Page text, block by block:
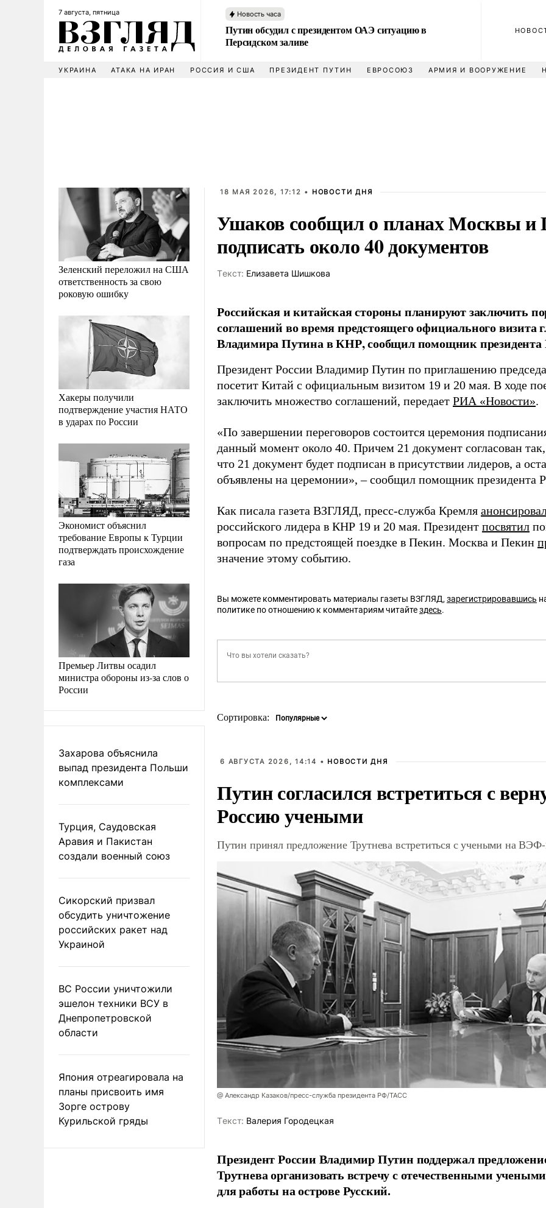
7 августа, пятница Новость часа
Путин обсудил с президентом ОАЭ ситуацию в
Персидском заливе
УКРАИНА АТАКА НА ИРАН РОССИЯ И США ПРЕЗИДЕНТ ПУТИН ЕВРОСОЮЗ АРМИЯ И ВООРУЖЕНИЕ
Зеленский переложил на США
ответственность за свою
роковую ошибку
Хакеры получили
подтверждение участия НАТО
в ударах по России
Экономист объяснил
требование Европы к Турции
подтверждать происхождение
газа
Премьер Литвы осадил
министра обороны из-за слов о
России
Захарова объяснила
выпад президента Польши
комплексами
Турция, Саудовская
Аравия и Пакистан
создали военный союз
Сикорский призвал
обсудить уничтожение
российских ракет над
Украиной
ВС России уничтожили
эшелон техники ВСУ в
Днепропетровской
области
Япония отреагировала на
планы присвоить имя
Зорге острову
Курильской гряды
18 МАЯ 2026, 17:12 • НОВОСТИ ДНЯ
Ушаков сообщил о планах Москвы и
подписать около 40 документов
Tекст: Елизавета Шишкова
Российская и китайская стороны планируют заключить
соглашений во время предстоящего официального визита
Владимира Путина в КНР, сообщил помощник
Президент России Владимир Путин по приглашению
посетит Китай с официальным визитом 19 и 20 мая. В ходе
заключить множество соглашений, передает РИА «Новости».
«По завершении переговоров состоится церемония
данный момент около 40. Причем 21 документ согласован так,
что 21 документ будет подписан в присутствии лидеров, а
объявлены на церемонии», – сообщил помощник
Как писала газета ВЗГЛЯД, пресс-служба Кремля
российского лидера в КНР 19 и 20 мая. Президент посвятил
вопросам по предстоящей поездке в Пекин. Москва и Пекин
значение этому событию.
Вы можете комментировать материалы газеты ВЗГЛЯД, зарегистрировавшись
политике по отношению к комментариям читайтездесь.
Сортировка:
6 АВГУСТА 2026, 14:14 • НОВОСТИ ДНЯ
Путин согласился встретиться с
Россию учеными
Путин принял предложение Трутнева встретиться с учеными на
@ Александр Казаков/пресс-служба президента РФ/ТАСС
Tекст: Валерия Городецкая
Президент России Владимир Путин поддержал
Трутнева организовать встречу с отечественными
для работы на острове Русский.